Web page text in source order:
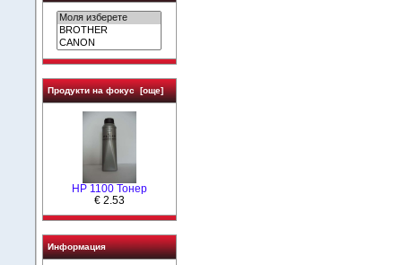
Продукти на фокус [още]
HP 1100 Тонер
€ 2.53
Информация